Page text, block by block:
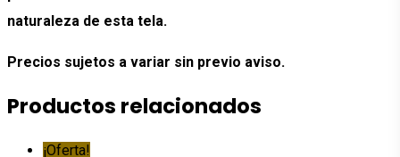
naturaleza de esta tela.
Precios sujetos a variar sin previo aviso.
Productos relacionados
¡Oferta!